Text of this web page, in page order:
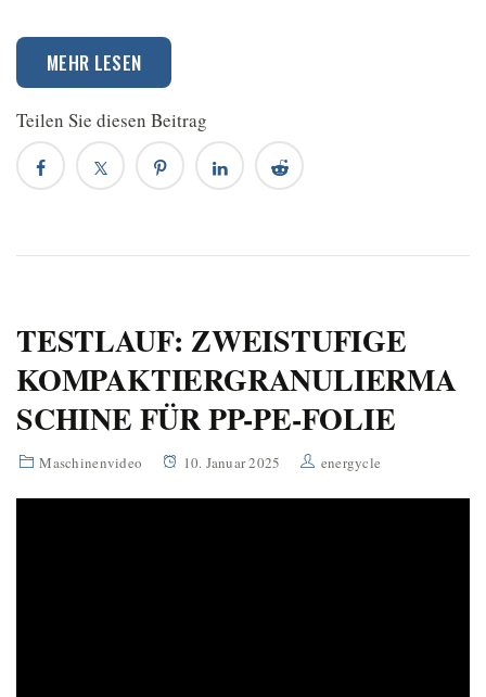
MEHR LESEN
Teilen Sie diesen Beitrag
TESTLAUF: ZWEISTUFIGE
KOMPAKTIERGRANULIERMA
SCHINE FÜR PP-PE-FOLIE
Maschinenvideo 10. Januar 2025 energycle